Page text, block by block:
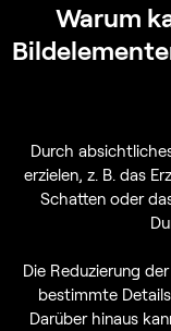
Warum
Durch
erzielen, z. B. das
Schatten oder
Die Reduzierung
bestimmte
Darüber hinaus